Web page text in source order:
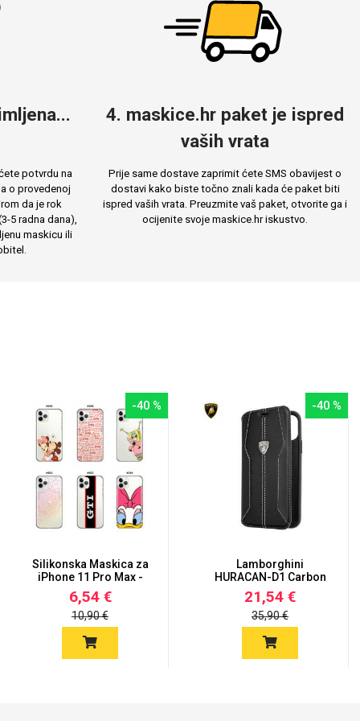
potvrdu na
o provedenoj
da je rok
5 radna dana),
maskicu ili
4. maskice.hr paket je ispred
vaših vrata
Prije same dostave zaprimit ćete SMS obavijest o
dostavi kako biste točno znali kada će paket biti
ispred vaših vrata. Preuzmite vaš paket, otvorite ga i
ocijenite svoje maskice.hr iskustvo.
-40 %
Silikonska Maskica za
iPhone 11 Pro Max -
Šare...
6,54 €
10,90 €
-40 %
Lamborghini
HURACAN-D1 Carbon
Originalna Maski...
21,54 €
35,90 €